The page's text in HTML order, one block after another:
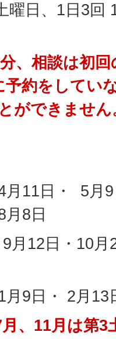
曜日、1日3回
、相談は初
約をしてい
ができません
11日・ 5月
月8日
・10月24
9日・ 2月13
、11月は第3